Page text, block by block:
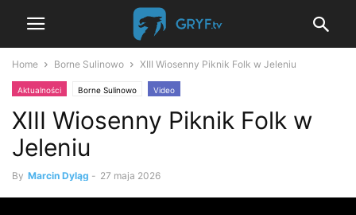
Home Borne Sulinowo XIII Wiosenny Piknik Folk w Jeleniu
Aktualności Borne Sulinowo Video
XIII Wiosenny Piknik Folk w
Jeleniu
By Marcin Dyląg - 27 maja 2026